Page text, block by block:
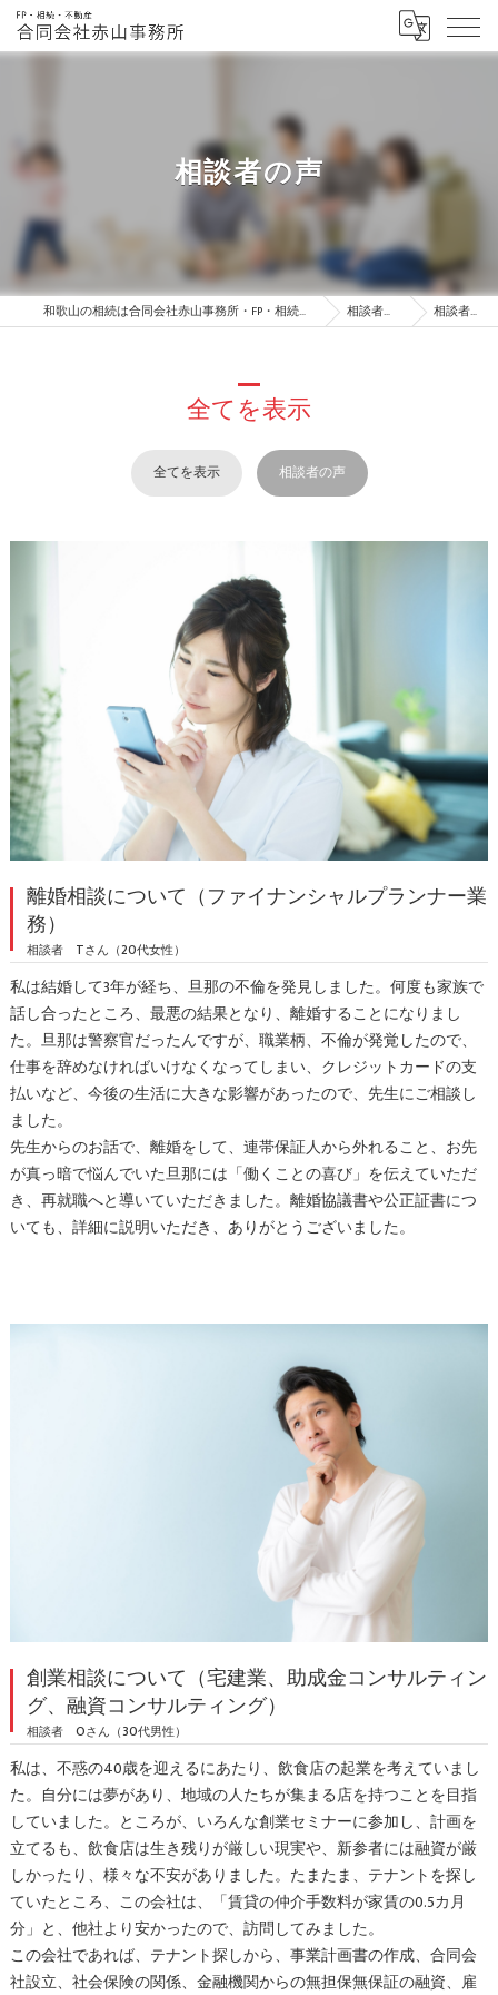
相談者の声
和歌山の相続は合同会社赤山事務所・FP・相続・不動産 相談者の声 相談者の声
全てを表示
全てを表示 相談者の声
離婚相談について（ファイナンシャルプランナー業
務）
相談者 Tさん（20代女性）
私は結婚して3年が経ち、旦那の不倫を発見しました。何度も家族で
話し合ったところ、最悪の結果となり、離婚することになりまし
た。旦那は警察官だったんですが、職業柄、不倫が発覚したので、
仕事を辞めなければいけなくなってしまい、クレジットカードの支
払いなど、今後の生活に大きな影響があったので、先生にご相談し
ました。
先生からのお話で、離婚をして、連帯保証人から外れること、お先
が真っ暗で悩んでいた旦那には「働くことの喜び」を伝えていただ
き、再就職へと導いていただきました。離婚協議書や公正証書につ
いても、詳細に説明いただき、ありがとうございました。
創業相談について（宅建業、助成金コンサルティン
グ、融資コンサルティング）
相談者 Oさん（30代男性）
私は、不惑の40歳を迎えるにあたり、飲食店の起業を考えていまし
た。自分には夢があり、地域の人たちが集まる店を持つことを目指
していました。ところが、いろんな創業セミナーに参加し、計画を
立てるも、飲食店は生き残りが厳しい現実や、新参者には融資が厳
しかったり、様々な不安がありました。たまたま、テナントを探し
ていたところ、この会社は、「賃貸の仲介手数料が家賃の0.5カ月
分」と、他社より安かったので、訪問してみました。
この会社であれば、テナント探しから、事業計画書の作成、合同会
社設立、社会保険の関係、金融機関からの無担保無保証の融資、雇